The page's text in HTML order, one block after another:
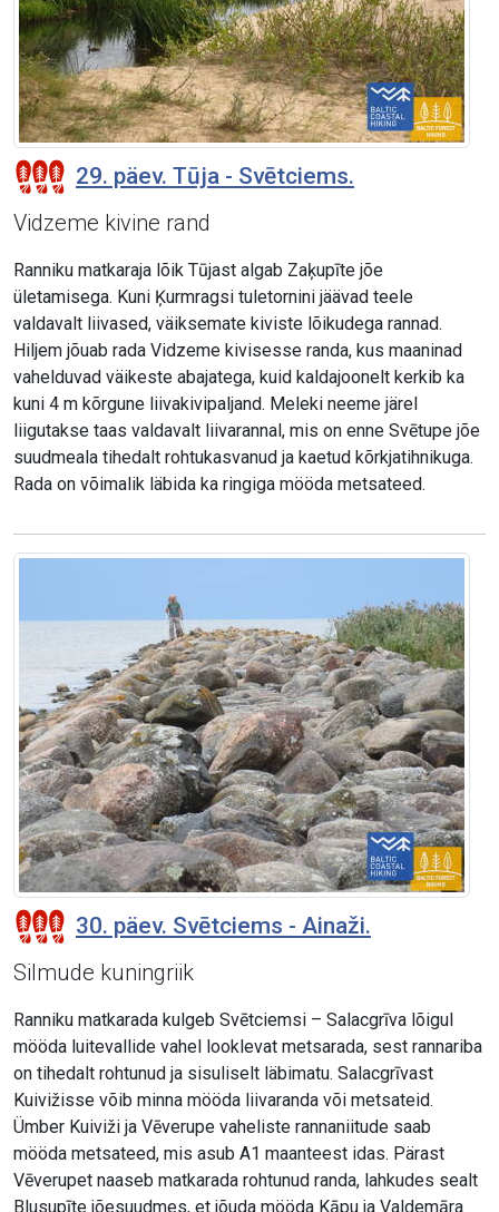
29. päev. Tūja - Svētciems.
Vidzeme kivine rand
Ranniku matkaraja lõik Tūjast algab Zaķupīte jõe
ületamisega. Kuni Ķurmragsi tuletornini jäävad teele
valdavalt liivased, väiksemate kiviste lõikudega rannad.
Hiljem jõuab rada Vidzeme kivisesse randa, kus maaninad
vahelduvad väikeste abajatega, kuid kaldajoonelt kerkib ka
kuni 4 m kõrgune liivakivipaljand. Meleki neeme järel
liigutakse taas valdavalt liivarannal, mis on enne Svētupe jõe
suudmeala tihedalt rohtukasvanud ja kaetud kõrkjatihnikuga.
Rada on võimalik läbida ka ringiga mööda metsateed.
30. päev. Svētciems - Ainaži.
Silmude kuningriik
Ranniku matkarada kulgeb Svētciemsi – Salacgrīva lõigul
mööda luitevallide vahel looklevat metsarada, sest rannariba
on tihedalt rohtunud ja sisuliselt läbimatu. Salacgrīvast
Kuivižisse võib minna mööda liivaranda või metsateid.
Ümber Kuiviži ja Vēverupe vaheliste rannaniitude saab
mööda metsateed, mis asub A1 maanteest idas. Pärast
Vēverupet naaseb matkarada rohtunud randa, lahkudes sealt
Blusupīte jõesuudmes, et jõuda mööda Kāpu ja Valdemāra